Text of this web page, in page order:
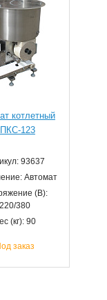
котлетный
123
93637
Автомат
(В):
220/380
(кг): 90
заказ